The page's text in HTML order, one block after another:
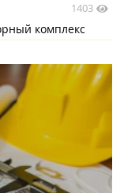
1403
комплекс